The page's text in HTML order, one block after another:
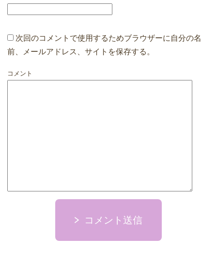
次回のコメントで使用するためブラウザーに自分の名
前、メールアドレス、サイトを保存する。
コメント
コメント送信